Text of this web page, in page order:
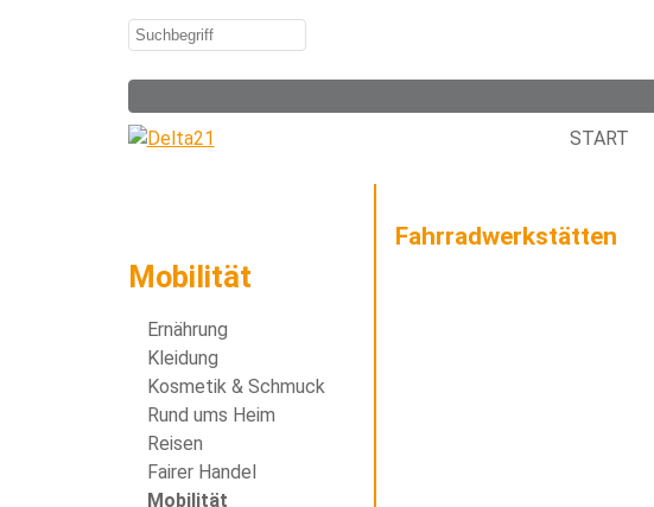
START
Mobilität
Ernährung
Kleidung
Kosmetik & Schmuck
Rund ums Heim
Reisen
Fairer Handel
Mobilität
Fahrradwerkstätten